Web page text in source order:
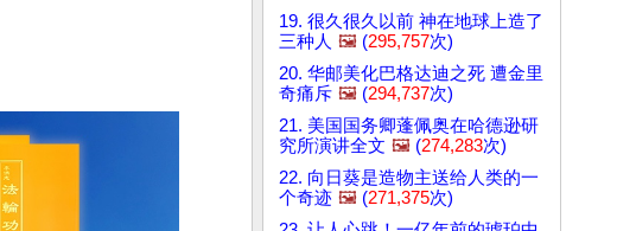
19. 很久很久以前 神在地球上造了
三种人 🖼️ (295,757次)
20. 华邮美化巴格达迪之死 遭金里
奇痛斥 🖼️ (294,737次)
21. 美国国务卿蓬佩奥在哈德逊研
究所演讲全文 🖼️ (274,283次)
22. 向日葵是造物主送给人类的一
个奇迹 🖼️ (271,375次)